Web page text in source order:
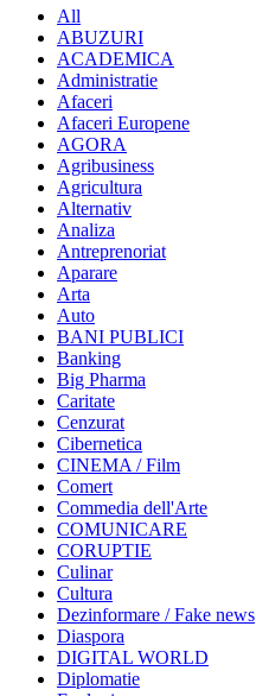
All
ABUZURI
ACADEMICA
Administratie
Afaceri
Afaceri Europene
AGORA
Agribusiness
Agricultura
Alternativ
Analiza
Antreprenoriat
Aparare
Arta
Auto
BANI PUBLICI
Banking
Big Pharma
Caritate
Cenzurat
Cibernetica
CINEMA / Film
Comert
Commedia dell'Arte
COMUNICARE
CORUPTIE
Culinar
Cultura
Dezinformare / Fake news
Diaspora
DIGITAL WORLD
Diplomatie